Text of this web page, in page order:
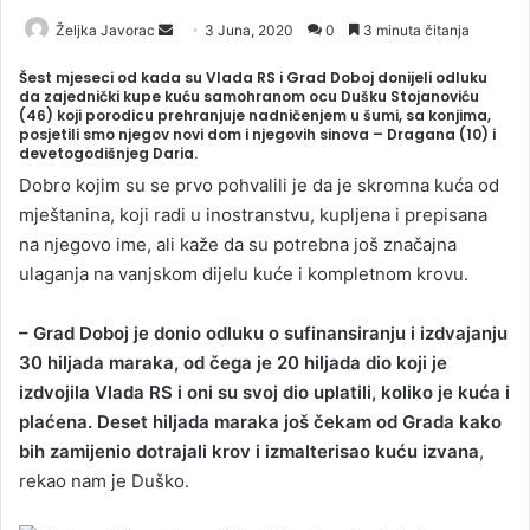
Željka Javorac
n
d
a
e
i
3 Juna, 2020 0 3 minuta čitanja
Šest mjeseci od kada su Vlada RS i Grad Doboj donijeli odluku
da zajednički kupe kuću samohranom ocu Dušku Stojanoviću
(46) koji porodicu prehranjuje nadničenjem u šumi, sa konjima,
posjetili smo njegov novi dom i njegovih sinova – Dragana (10) i
devetogodišnjeg Daria.
Dobro kojim su se prvo pohvalili je da je skromna kuća od
mještanina, koji radi u inostranstvu, kupljena i prepisana
na njegovo ime, ali kaže da su potrebna još značajna
ulaganja na vanjskom dijelu kuće i kompletnom krovu.
– Grad Doboj je donio odluku o sufinansiranju i izdvajanju
30 hiljada maraka, od čega je 20 hiljada dio koji je
izdvojila Vlada RS i oni su svoj dio uplatili, koliko je kuća i
plaćena. Deset hiljada maraka još čekam od Grada kako
bih zamijenio dotrajali krov i izmalterisao kuću izvana,
rekao nam je Duško.